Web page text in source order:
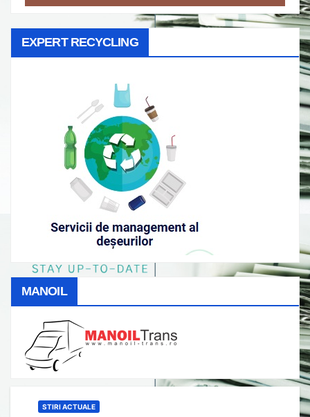
EXPERT RECYCLING
MANOIL
STIRI ACTUALE